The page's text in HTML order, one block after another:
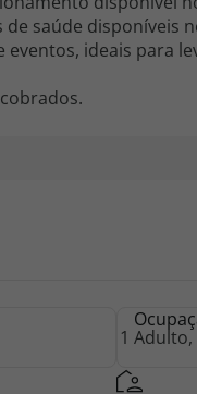
saúde disponíveis
ideais para